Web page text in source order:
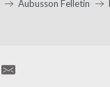
Aubusson Felletin